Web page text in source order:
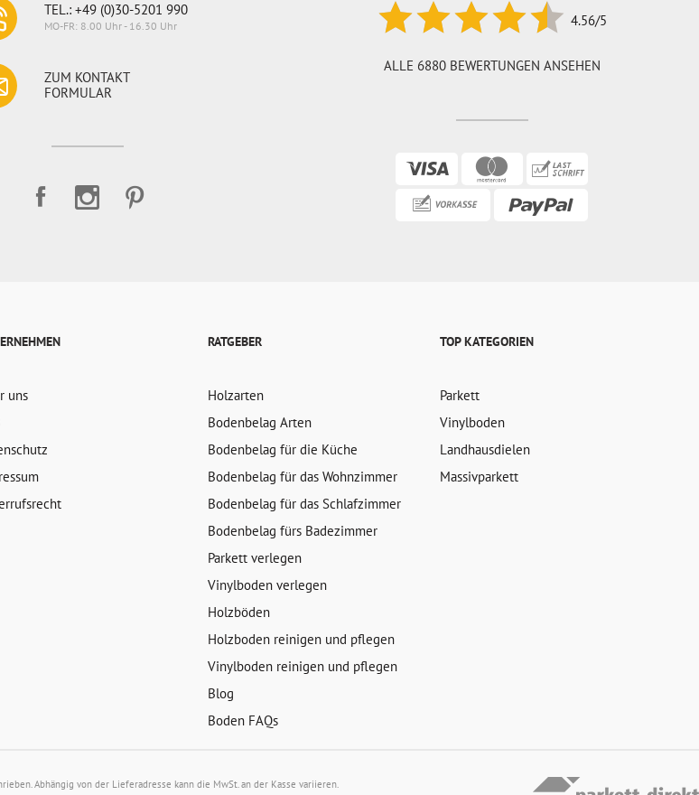
TEL.: +49 (0)30-5201 990
MO-FR: 8.00 Uhr - 16.30 Uhr
ZUM KONTAKT
FORMULAR
4.56/5
ALLE 6880 BEWERTUNGEN ANSEHEN
uns
RATGEBER
Holzarten
Bodenbelag Arten
Bodenbelag für die Küche
Bodenbelag für das Wohnzimmer
Bodenbelag für das Schlafzimmer
Bodenbelag fürs Badezimmer
Parkett verlegen
Vinylboden verlegen
Holzböden
Holzboden reinigen und pflegen
Vinylboden reinigen und pflegen
Blog
Boden FAQs
TOP KATEGORIEN
Parkett
Vinylboden
Landhausdielen
Massivparkett
Abhängig von der Lieferadresse kann die MwSt. an der Kasse variieren.